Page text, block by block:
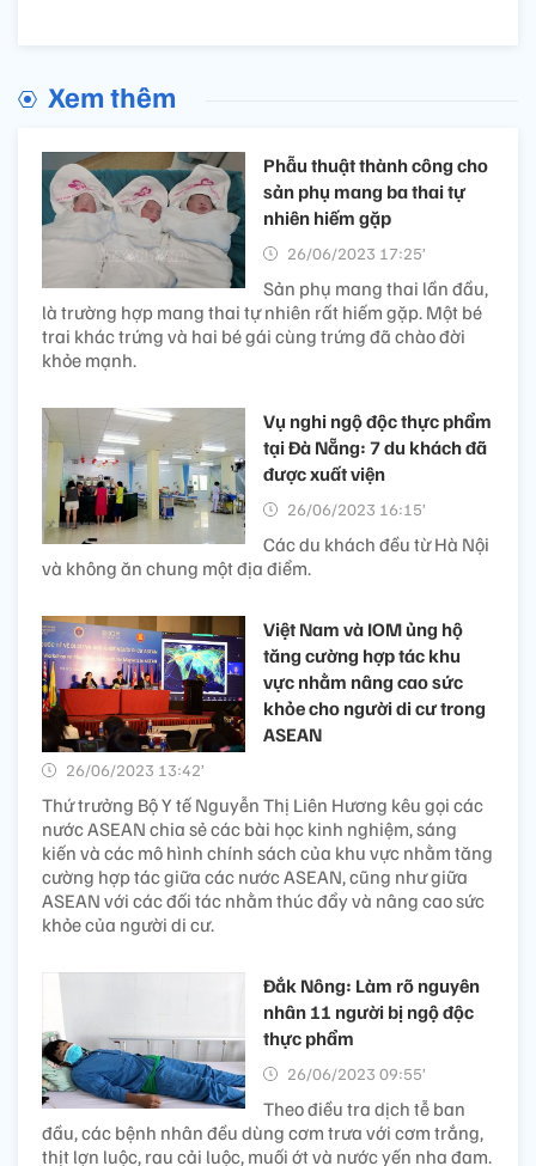
Xem thêm
Phẫu thuật thành công cho
sản phụ mang ba thai tự
nhiên hiếm gặp
26/06/2023 17:25’
Sản phụ mang thai lần đầu,
là trường hợp mang thai tự nhiên rất hiếm gặp. Một bé
trai khác trứng và hai bé gái cùng trứng đã chào đời
khỏe mạnh.
Vụ nghi ngộ độc thực phẩm
tại Đà Nẵng: 7 du khách đã
được xuất viện
26/06/2023 16:15’
Các du khách đều từ Hà Nội
và không ăn chung một địa điểm.
Việt Nam và IOM ủng hộ
tăng cường hợp tác khu
vực nhằm nâng cao sức
khỏe cho người di cư trong
ASEAN
26/06/2023 13:42’
Thứ trưởng Bộ Y tế Nguyễn Thị Liên Hương kêu gọi các
nước ASEAN chia sẻ các bài học kinh nghiệm, sáng
kiến và các mô hình chính sách của khu vực nhằm tăng
cường hợp tác giữa các nước ASEAN, cũng như giữa
ASEAN với các đối tác nhằm thúc đẩy và nâng cao sức
khỏe của người di cư.
Đắk Nông: Làm rõ nguyên
nhân 11 người bị ngộ độc
thực phẩm
26/06/2023 09:55’
Theo điều tra dịch tễ ban
đầu, các bệnh nhân đều dùng cơm trưa với cơm trắng,
thịt lợn luộc, rau cải luộc, muối ớt và nước yến nha đam.